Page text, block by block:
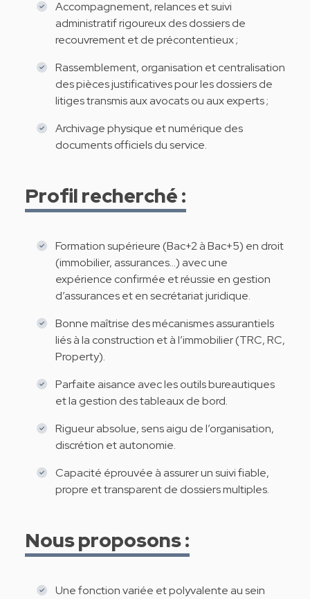
Accompagnement, relances et suivi
administratif rigoureux des dossiers de
recouvrement et de précontentieux ;
Rassemblement, organisation et centralisation
des pièces justificatives pour les dossiers de
litiges transmis aux avocats ou aux experts ;
Archivage physique et numérique des
documents officiels du service.
Profil recherché :
Formation supérieure (Bac+2 à Bac+5) en droit
(immobilier, assurances…) avec une
expérience confirmée et réussie en gestion
d’assurances et en secrétariat juridique.
Bonne maîtrise des mécanismes assurantiels
liés à la construction et à l’immobilier (TRC, RC,
Property).
Parfaite aisance avec les outils bureautiques
et la gestion des tableaux de bord.
Rigueur absolue, sens aigu de l’organisation,
discrétion et autonomie.
Capacité éprouvée à assurer un suivi fiable,
propre et transparent de dossiers multiples.
Nous proposons :
Une fonction variée et polyvalente au sein